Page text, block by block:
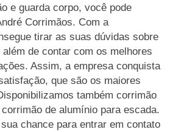
e guarda corpo, você pode
Corrimãos. Com a
tirar as suas dúvidas sobre
de contar com os melhores
Assim, a empresa conquista
que são os maiores
também corrimão
de alumínio para escada.
chance para entrar em contato